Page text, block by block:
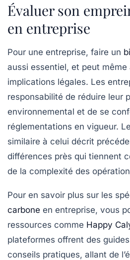
Évaluer son
en entreprise
Pour une entreprise, faire un
aussi essentiel, et peut même
implications légales. Les
responsabilité de réduire leur
environnemental et de se
réglementations en vigueur.
similaire à celui décrit
différences près qui tiennent
de la complexité des
Pour en savoir plus sur les
carbone en entreprise, vous
ressources comme Happy
plateformes offrent des
conseils pratiques, allant de